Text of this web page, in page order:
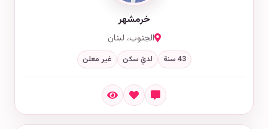
خرمشهر
الجنوب، لبنان
43 سنة لديّ سكن غير معلن